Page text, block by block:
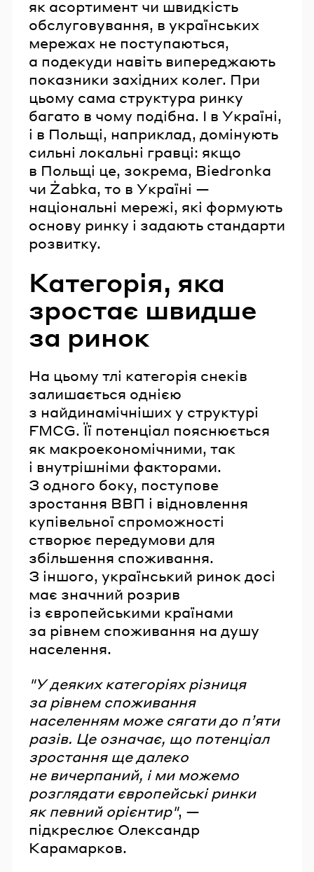
як асортимент чи швидкість
обслуговування, в українських
мережах не поступаються,
а подекуди навіть випереджають
показники західних колег. При
цьому сама структура ринку
багато в чому подібна. І в Україні,
і в Польщі, наприклад, домінують
сильні локальні гравці: якщо
в Польщі це, зокрема, Biedronka
чи Żabka, то в Україні —
національні мережі, які формують
основу ринку і задають стандарти
розвитку.
Категорія, яка
зростає швидше
за ринок
На цьому тлі категорія снеків
залишається однією
з найдинамічніших у структурі
FMCG. Її потенціал пояснюється
як макроекономічними, так
і внутрішніми факторами.
З одного боку, поступове
зростання ВВП і відновлення
купівельної спроможності
створює передумови для
збільшення споживання.
З іншого, український ринок досі
має значний розрив
із європейськими країнами
за рівнем споживання на душу
населення.
"У деяких категоріях різниця
за рівнем споживання
населенням може сягати до пʼяти
разів. Це означає, що потенціал
зростання ще далеко
не вичерпаний, і ми можемо
розглядати європейські ринки
як певний орієнтир", —
підкреслює Олександр
Карамарков.